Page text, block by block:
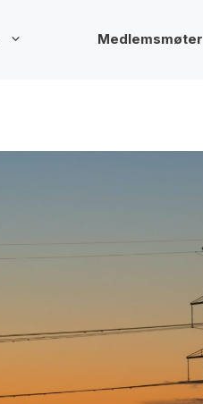
Medlemsmøter